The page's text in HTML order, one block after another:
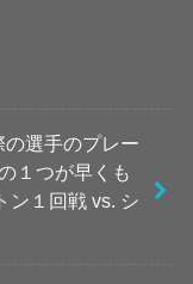
の選手のプレー
１つが早くも
ン１回戦 vs. シ